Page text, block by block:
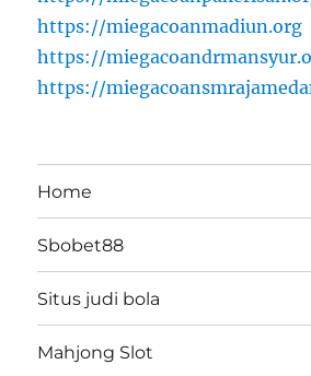
https://miegacoanmadiun.org
https://
https://
Home
Sbobet88
Situs judi bola
Mahjong Slot